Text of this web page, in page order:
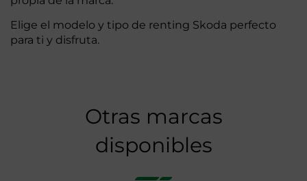
Elige el modelo y tipo de renting Skoda perfecto
para ti y disfruta.
Otras marcas
disponibles